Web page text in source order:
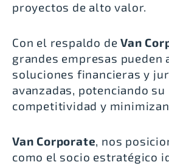
proyectos de alto valor.
Con el respaldo deVan
grandes empresas pueden
soluciones financieras y
avanzadas, potenciando su
competitividad y
Van Corporate, nos
como el socio estratégico